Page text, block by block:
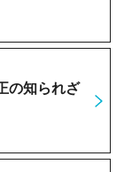
の知られざ